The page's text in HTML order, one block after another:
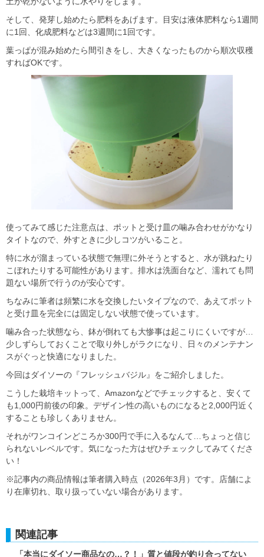
そして、発芽し始めたら肥料をあげます。目安は液体肥料なら1週間
に1回、化成肥料などは3週間に1回です。
葉っぱが混み始めたら間引きをし、大きくなったものから順次収穫
すればOKです。
使ってみて感じた注意点は、ポットと受け皿の噛み合わせがかなり
タイトなので、外すときに少しコツがいること。
特に水が溜まっている状態で無理に外そうとすると、水が跳ねたり
こぼれたりする可能性があります。排水は洗面台など、濡れても問
題ない場所で行うのが安心です。
ちなみに筆者は頻繁に水を交換したいタイプなので、あえてポット
と受け皿を完全には固定しない状態で使っています。
噛み合った状態なら、鉢が倒れても大惨事は起こりにくいですが…
少しずらしておくことで取り外しがラクになり、日々のメンテナン
スがぐっと快適になりました。
今回はダイソーの『フレッシュバジル』をご紹介しました。
こうした栽培キットって、Amazonなどでチェックすると、安くて
も1,000円前後の印象。デザイン性の高いものになると2,000円近く
することも珍しくありません。
それがワンコインどころか300円で手に入るなんて…ちょっと信じ
られないレベルです。気になった方はぜひチェックしてみてくださ
い！
※記事内の商品情報は筆者購入時点（2026年3月）です。店舗によ
り在庫切れ、取り扱っていない場合があります。
関連記事
「本当にダイソー商品なの…？！」質と値段が釣り合ってない